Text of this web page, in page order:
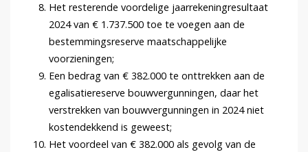
Het resterende voordelige jaarrekeningresultaat
2024 van € 1.737.500 toe te voegen aan de
bestemmingsreserve maatschappelijke
voorzieningen;
Een bedrag van € 382.000 te onttrekken aan de
egalisatiereserve bouwvergunningen, daar het
verstrekken van bouwvergunningen in 2024 niet
kostendekkend is geweest;
Het voordeel van € 382.000 als gevolg van de